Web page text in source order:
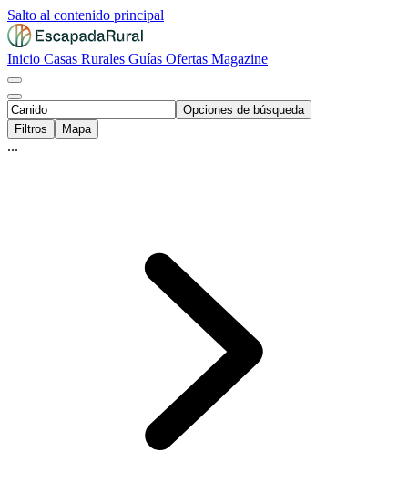
Salto al contenido principal
Inicio Casas Rurales Guías Ofertas Magazine
Opciones de búsqueda
Filtros
Mapa
...